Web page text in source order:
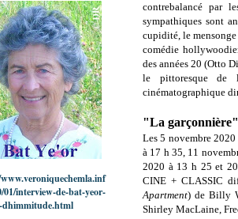
contrebalancé par
sympathiques sont
cupidité, le
comédie
des années 20 (Otto
le pittoresque de
cinématographique
"La garçonnière"
Les 5 novembre
à 17 h 35, 11
2020 à 13 h 25 et
CINE + CLASSIC
Apartment) de Billy
Shirley MacLaine,
01/interview-de-bat-yeor-
dhimmitude.html